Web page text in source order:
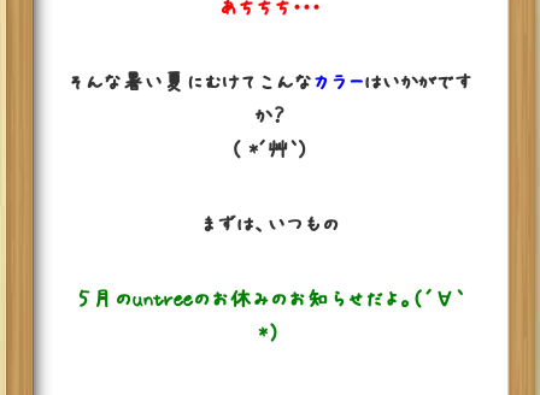
あちちち・・・
そんな暑い夏にむけてこんなカラーはいかがです
か？
( *´艸｀)
まずは、いつもの
５月のuntreeのお休みのお知らせだよ。（´∀｀
*）